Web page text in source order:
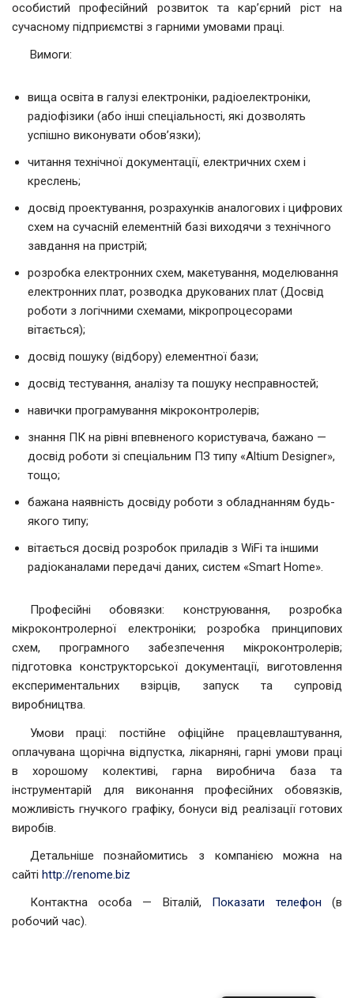
особистий професійний розвиток та кар’єрний ріст на
сучасному підприємстві з гарними умовами праці.
Вимоги:
вища освіта в галузі електроніки, радіоелектроніки,
радіофізики (або інші спеціальності, які дозволять
успішно виконувати обов’язки);
читання технічної документації, електричних схем і
креслень;
досвід проектування, розрахунків аналогових і цифрових
схем на сучасній елементній базі виходячи з технічного
завдання на пристрій;
розробка електронних схем, макетування, моделювання
електронних плат, розводка друкованих плат (Досвід
роботи з логічними схемами, мікропроцесорами
вітається);
досвід пошуку (відбору) елементної бази;
досвід тестування, аналізу та пошуку несправностей;
навички програмування мікроконтролерів;
знання ПК на рівні впевненого користувача, бажано —
досвід роботи зі спеціальним ПЗ типу «Altium Designer»,
тощо;
бажана наявність досвіду роботи з обладнанням будь-
якого типу;
вітається досвід розробок приладів з WiFi та іншими
радіоканалами передачі даних, систем «Smart Home».
Професійні обовязки: конструювання, розробка
мікроконтролерної електроніки; розробка принципових
схем, програмного забезпечення мікроконтролерів;
підготовка конструкторської документації, виготовлення
експериментальних взірців, запуск та супровід
виробництва.
Умови праці: постійне офіційне працевлаштування,
оплачувана щорічна відпустка, лікарняні, гарні умови праці
в хорошому колективі, гарна виробнича база та
інструментарій для виконання професійних обовязків,
можливість гнучкого графіку, бонуси від реалізації готових
виробів.
Детальніше познайомитись з компанією можна на
сайті http://renome.biz
Контактна особа — Віталій, Показати телефон (в
робочий час).